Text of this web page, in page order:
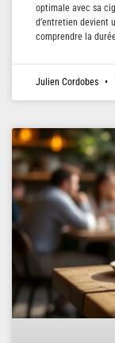
optimale avec sa
d’entretien devient
comprendre la
Julien Cordobes